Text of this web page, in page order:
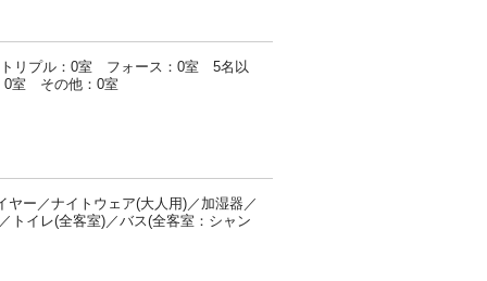
リプル：0室 フォース：0室 5名以
室 その他：0室
ー／ナイトウェア(大人用)／加湿器／
トイレ(全客室)／バス(全客室：シャン